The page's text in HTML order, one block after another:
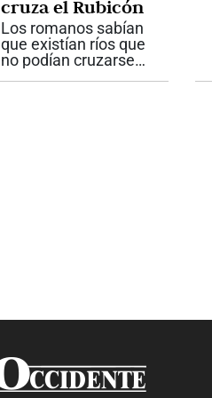
situación está el odio
de los hombres hacia
las...
cruza el Rubicón
Los romanos sabían
que existían ríos que
no podían cruzarse